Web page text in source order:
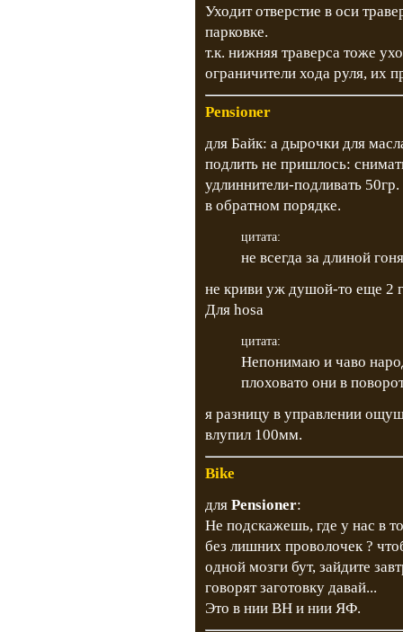
Уходит отверстие в оси
парковке.
т.к. нижняя траверса тоже
ограничители хода руля, их
Pensioner
для Байк: а дырочки для
подлить не пришлось:
удлиннители-подливать
в обратном порядке.
цитата:
не всегда за длиной
не криви уж душой-то еще 2
Для hosa
цитата:
Непонимаю и чаво
плоховато они в
я разницу в управлении
влупил 100мм.
Bike
для Pensioner:
Не подскажешь, где у нас в
без лишних проволочек ?
одной мозги бут, зайдите
говорят заготовку давай...
Это в нии ВН и нии ЯФ.